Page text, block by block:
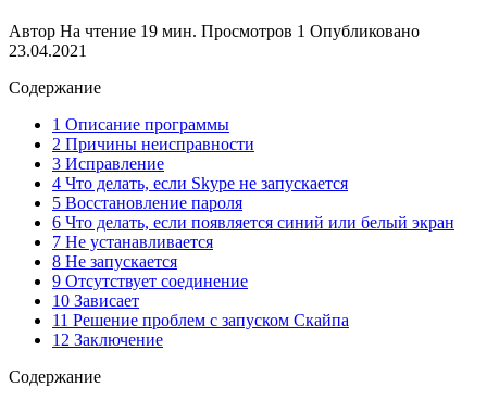
Автор На чтение 19 мин. Просмотров 1 Опубликовано
23.04.2021
Содержание
1 Описание программы
2 Причины неисправности
3 Исправление
4 Что делать, если Skype не запускается
5 Восстановление пароля
6 Что делать, если появляется синий или белый экран
7 Не устанавливается
8 Не запускается
9 Отсутствует соединение
10 Зависает
11 Решение проблем с запуском Скайпа
12 Заключение
Содержание